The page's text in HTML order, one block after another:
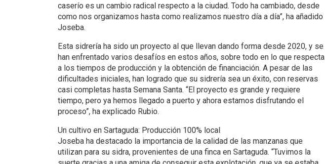
caserío es un cambio radical respecto a la ciudad. Todo ha cambiado, desde
como nos organizamos hasta como realizamos nuestro día a día”, ha añadido
Joseba.
Esta sidrería ha sido un proyecto al que llevan dando forma desde 2020, y se
han enfrentado varios desafíos en estos años, sobre todo en lo que respecta
a los tiempos de producción y la obtención de financiación. A pesar de las
dificultades iniciales, han logrado que su sidrería sea un éxito, con reservas
casi completas hasta Semana Santa. “El proyecto es grande y requiere
tiempo, pero ya hemos llegado a puerto y ahora estamos disfrutando el
proceso”, ha explicado Rubio.
Un cultivo en Sartaguda: Producción 100% local
Joseba ha destacado la importancia de la calidad de las manzanas que
utilizan para su sidra, provenientes de una finca en Sartaguda. “Tuvimos la